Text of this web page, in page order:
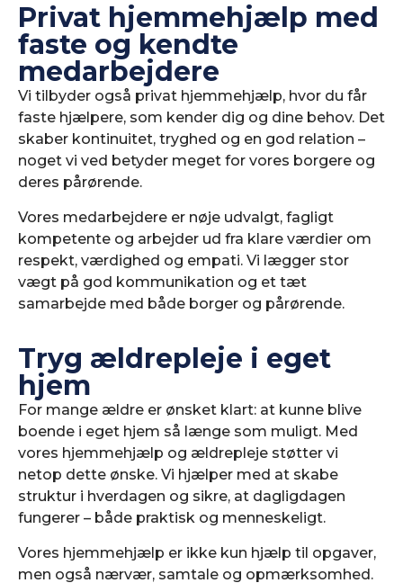
Privat hjemmehjælp med
faste og kendte
medarbejdere
Vi tilbyder også privat hjemmehjælp, hvor du får
faste hjælpere, som kender dig og dine behov. Det
skaber kontinuitet, tryghed og en god relation –
noget vi ved betyder meget for vores borgere og
deres pårørende.
Vores medarbejdere er nøje udvalgt, fagligt
kompetente og arbejder ud fra klare værdier om
respekt, værdighed og empati. Vi lægger stor
vægt på god kommunikation og et tæt
samarbejde med både borger og pårørende.
Tryg ældrepleje i eget
hjem
For mange ældre er ønsket klart: at kunne blive
boende i eget hjem så længe som muligt. Med
vores hjemmehjælp og ældrepleje støtter vi
netop dette ønske. Vi hjælper med at skabe
struktur i hverdagen og sikre, at dagligdagen
fungerer – både praktisk og menneskeligt.
Vores hjemmehjælp er ikke kun hjælp til opgaver,
men også nærvær, samtale og opmærksomhed.